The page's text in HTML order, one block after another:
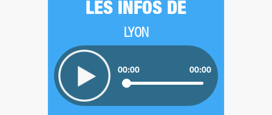
LES INFOS DE
LYON
00:00 00:00